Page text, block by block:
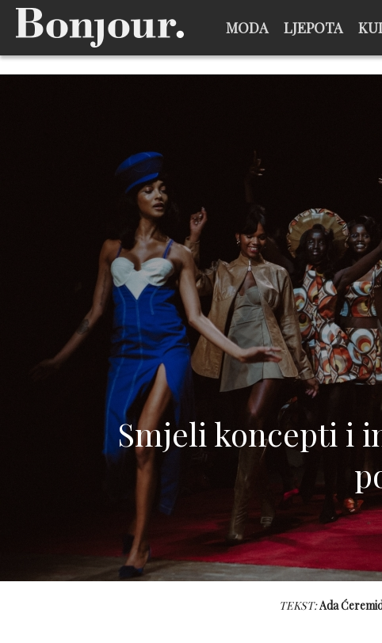
MODA LJEPOTA
Smjeli koncepti i
TEKST:Ada